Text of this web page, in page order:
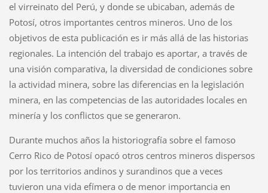
el virreinato del Perú, y donde se ubicaban, además de
Potosí, otros importantes centros mineros. Uno de los
objetivos de esta publicación es ir más allá de las historias
regionales. La intención del trabajo es aportar, a través de
una visión comparativa, la diversidad de condiciones sobre
la actividad minera, sobre las diferencias en la legislación
minera, en las competencias de las autoridades locales en
minería y los conflictos que se generaron.
Durante muchos años la historiografía sobre el famoso
Cerro Rico de Potosí opacó otros centros mineros dispersos
por los territorios andinos y surandinos que a veces
tuvieron una vida efímera o de menor importancia en